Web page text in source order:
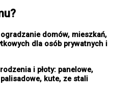
domów, mieszkań,
dla osób prywatnych i
i płoty: panelowe,
kute, ze stali